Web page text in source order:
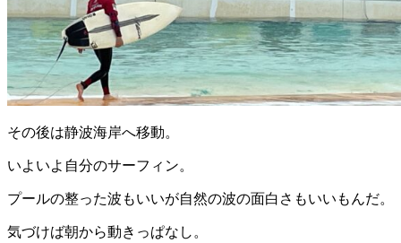
その後は静波海岸へ移動。
いよいよ自分のサーフィン。
プールの整った波もいいが自然の波の面白さもいいもんだ。
気づけば朝から動きっぱなし。